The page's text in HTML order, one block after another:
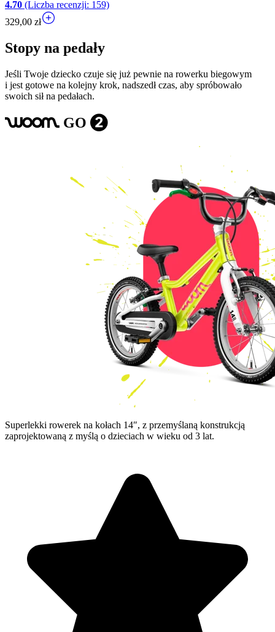
4.70 (Liczba recenzji: 159)
329,00 zł
Stopy na pedały
Jeśli Twoje dziecko czuje się już pewnie na rowerku biegowym
i jest gotowe na kolejny krok, nadszedł czas, aby spróbowało
swoich sił na pedałach.
woom GO 2
Superlekki rowerek na kołach 14″, z przemyślaną konstrukcją
zaprojektowaną z myślą o dzieciach w wieku od 3 lat.